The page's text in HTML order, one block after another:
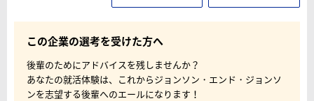
この企業の選考を受けた方へ
後輩のためにアドバイスを残しませんか？
あなたの就活体験は、これからジョンソン・エンド・ジョンソ
ンを志望する後輩へのエールになります！